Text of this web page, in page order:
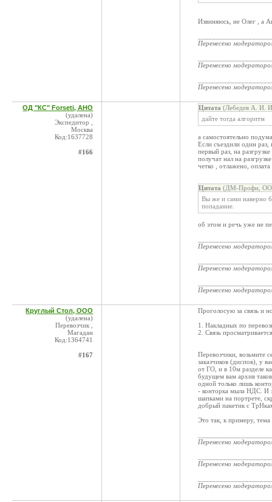
Извиняюсь, не Олег , а
Перенесено
Перенесено
Перенесено
ОД "КС" Forseti, АНО
(удалена)
Экспедитор ,
Москва
Код:1637728
#166
Цитата (Лебедев А. И.
дайте тогда алгоритм
а самостоятельно
Если съездили один раз,
первый раз, на
получат нал на
четко , отлажено,
Цитата (ДМ-Профи,
Вы же и сами наверно
попадание.
об этом и речь уже не
Перенесено
Перенесено
Перенесено
Круглый Стол, ООО
(удалена)
Перевозчик ,
Магадан
Код:1364741
#167
Проголосую за связь и
1. Накладных по
2. Связь просматривается
Перевозчики, возьмите
заказчиков (диспов), у
от ГО, и в 10м разделе
будущем вам архив
одной только лишь
- конторка мыла НДС. И
шапками на портрете,
добрый пакетик с
Это так, к примеру,
Перенесено
Перенесено
Перенесено